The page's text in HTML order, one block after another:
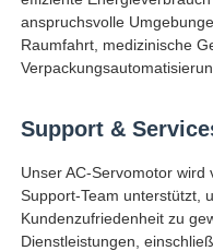
anspruchsvolle
Raumfahrt, medizinische
Support &
Unser AC-Servomotor
Support-Team unterstützt,
Kundenzufriedenheit zu
Dienstleistungen,